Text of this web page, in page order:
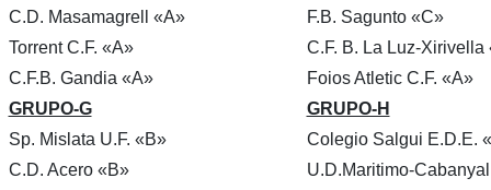
C.D. Masamagrell «A»
F.B. Sagunto «C»
Torrent C.F. «A»
C.F. B. La Luz-Xirivella
C.F.B. Gandia «A»
Foios Atletic C.F. «A»
GRUPO-G
GRUPO-H
Sp. Mislata U.F. «B»
Colegio Salgui E.D.E.
C.D. Acero «B»
U.D.Maritimo-